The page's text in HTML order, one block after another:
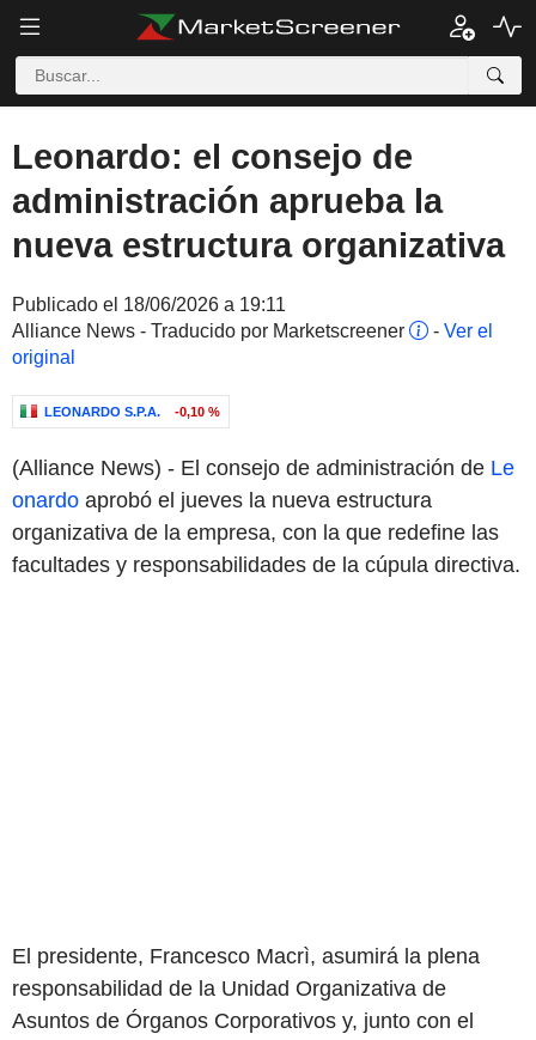
Leonardo: el consejo de
administración aprueba la
nueva estructura organizativa
Publicado el 18/06/2026 a 19:11
Alliance News - Traducido por Marketscreener
- Ver el
original
LEONARDO S.P.A. -0,10 %
(Alliance News) - El consejo de administración de Le
onardo aprobó el jueves la nueva estructura
organizativa de la empresa, con la que redefine las
facultades y responsabilidades de la cúpula directiva.
El presidente, Francesco Macrì, asumirá la plena
responsabilidad de la Unidad Organizativa de
Asuntos de Órganos Corporativos y, junto con el